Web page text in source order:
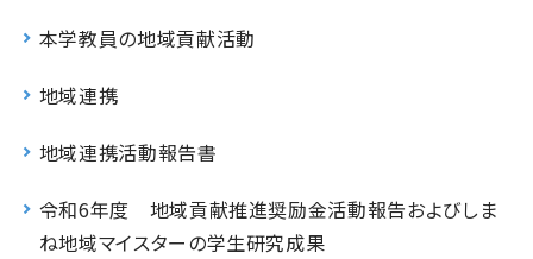
本学教員の地域貢献活動
地域連携
地域連携活動報告書
令和6年度 地域貢献推進奨励金活動報告およびしま
ね地域マイスターの学生研究成果